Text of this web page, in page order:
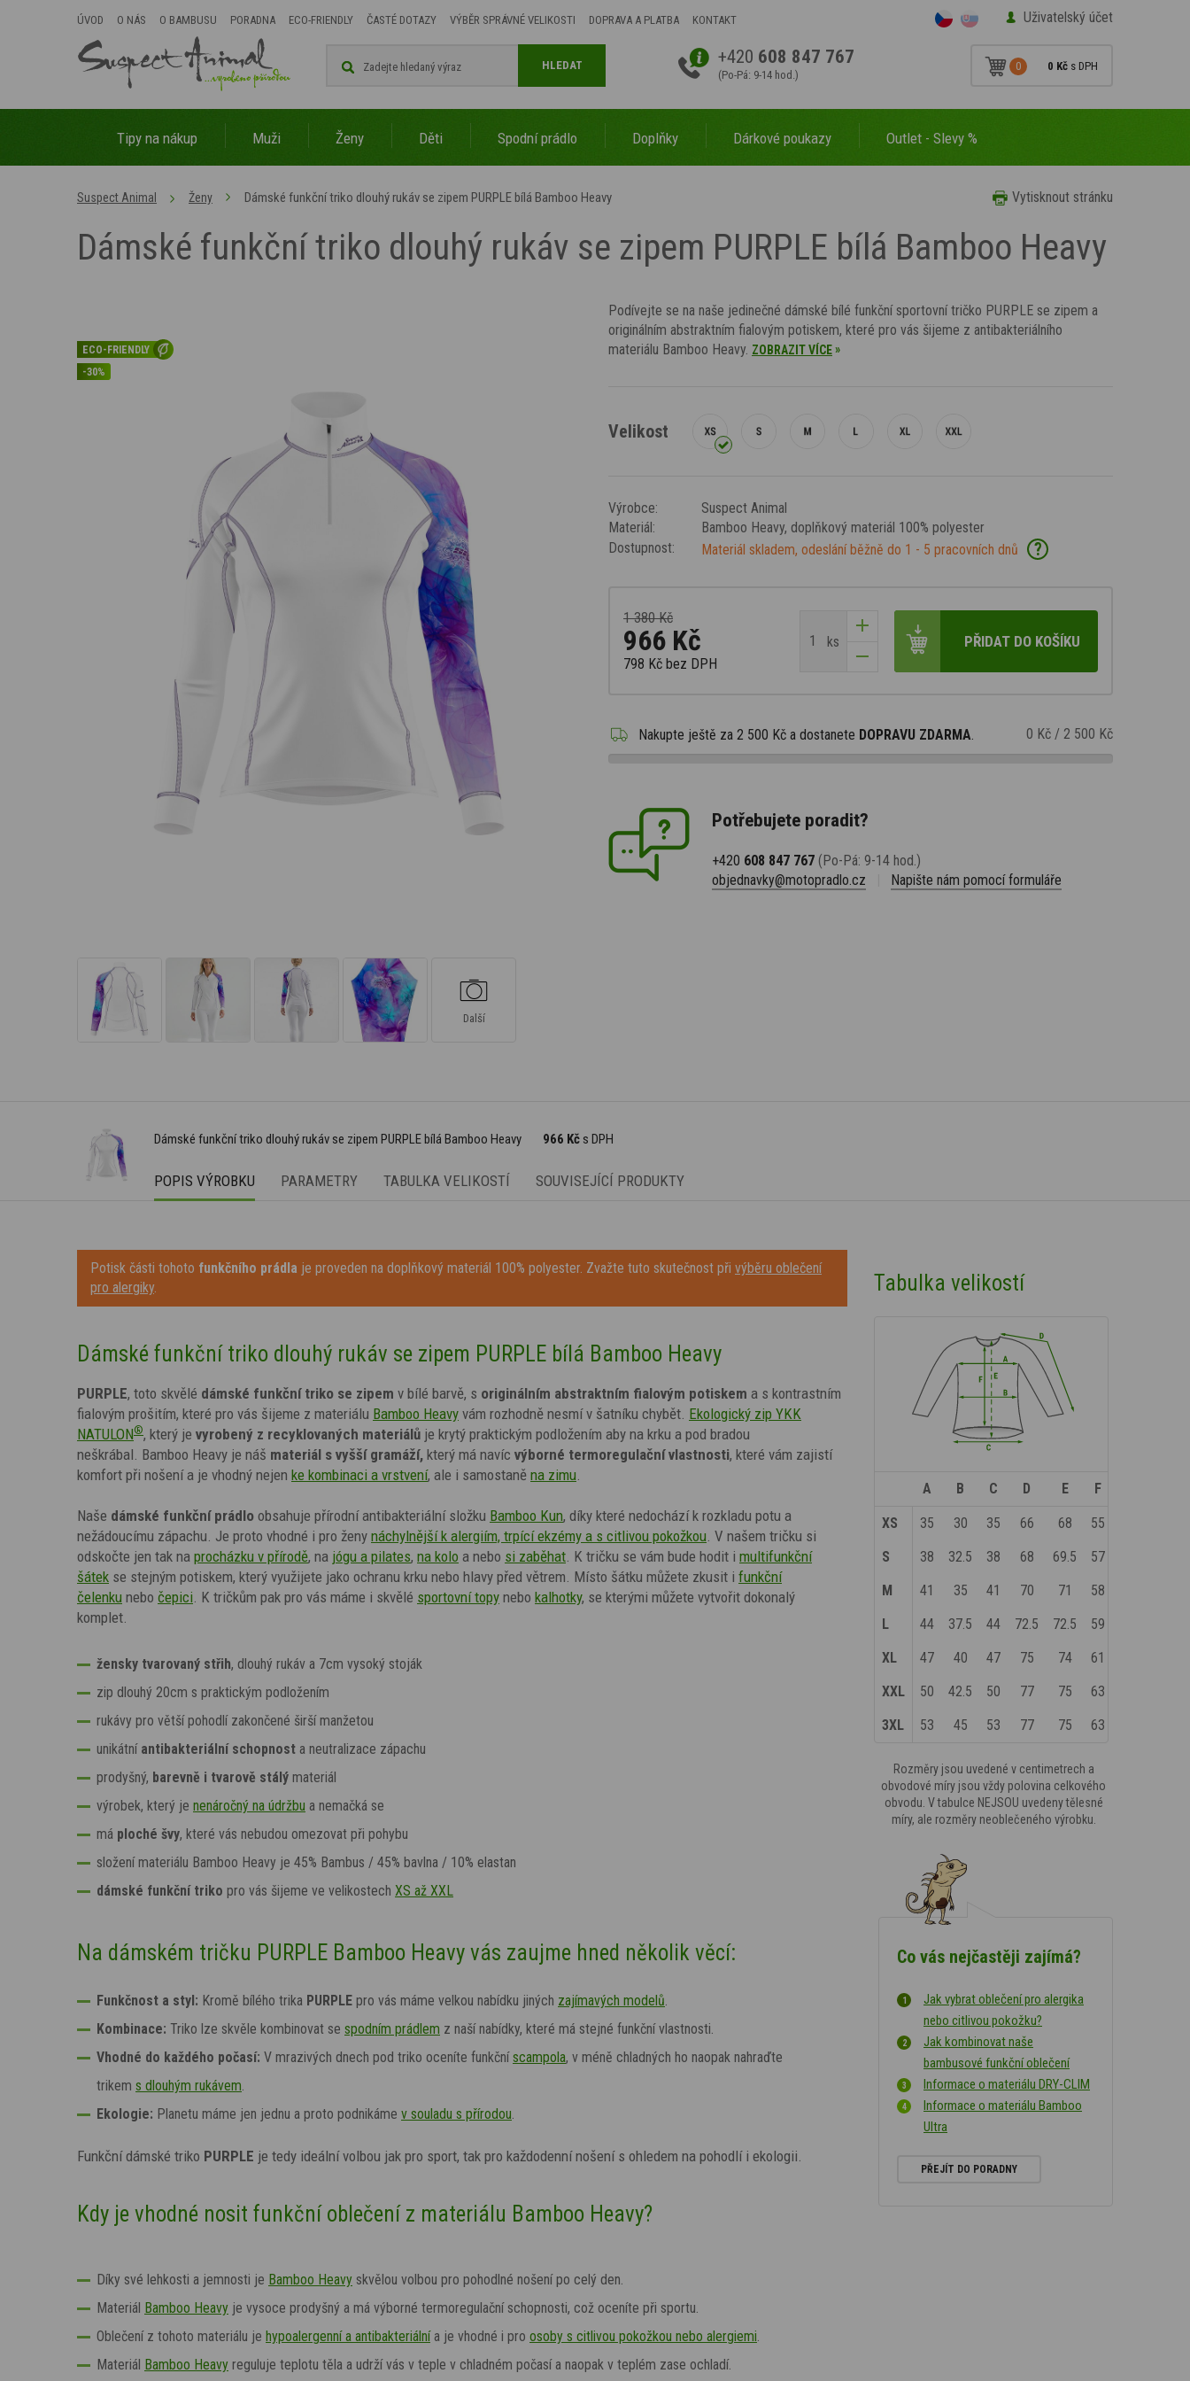
ÚVOD O NÁS O BAMBUSU PORADNA ECO-FRIENDLY ČASTÉ DOTAZY VÝBĚR SPRÁVNÉ VELIKOSTI DOPRAVA A PLATBA KONTAKT Uživatelský účet
+420 608 847 767
(Po-Pá: 9-14 hod.)
0 0 Kč s DPH
HLEDAT
Tipy na nákup Muži Ženy Děti Spodní prádlo Doplňky Dárkové poukazy Outlet - Slevy %
Vytisknout stránku
Suspect Animal Ženy Dámské funkční triko dlouhý rukáv se zipem PURPLE bílá Bamboo Heavy
Dámské funkční triko dlouhý rukáv se zipem PURPLE bílá Bamboo Heavy
ECO-FRIENDLY
-30%
Další
Podívejte se na naše jedinečné dámské bílé funkční sportovní tričko PURPLE se zipem a
originálním abstraktním fialovým potiskem, které pro vás šijeme z antibakteriálního
materiálu Bamboo Heavy. ZOBRAZIT VÍCE»
Velikost
Výrobce:
Suspect Animal
Materiál:
Bamboo Heavy, doplňkový materiál 100% polyester
Dostupnost:
Materiál skladem, odeslání běžně do 1 - 5 pracovních dnů ?
1 380 Kč
966 Kč
798 Kč bez DPH
ks PŘIDAT DO KOŠÍKU
Nakupte ještě za 2 500 Kč a dostanete DOPRAVU ZDARMA. 0 Kč / 2 500 Kč
Potřebujete poradit?
+420 608 847 767 (Po-Pá: 9-14 hod.)
objednavky@motopradlo.cz
Napište nám pomocí formuláře
Dámské funkční triko dlouhý rukáv se zipem PURPLE bílá Bamboo Heavy 966 Kčs DPH
POPIS VÝROBKU PARAMETRY TABULKA VELIKOSTÍ SOUVISEJÍCÍ PRODUKTY
Potisk části tohoto funkčního prádla je proveden na doplňkový materiál 100% polyester. Zvažte tuto skutečnost při výběru oblečení
pro alergiky.
Dámské funkční triko dlouhý rukáv se zipem PURPLE bílá Bamboo Heavy
PURPLE, toto skvělé dámské funkční triko se zipem v bílé barvě, s originálním abstraktním fialovým potiskem a s kontrastním
fialovým prošitím, které pro vás šijeme z materiálu Bamboo Heavy vám rozhodně nesmí v šatníku chybět. Ekologický zip YKK
NATULON®, který je vyrobený z recyklovaných materiálů je krytý praktickým podložením aby na krku a pod bradou
neškrábal. Bamboo Heavy je náš materiál s vyšší gramáží, který má navíc výborné termoregulační vlastnosti, které vám zajistí
komfort při nošení a je vhodný nejen ke kombinaci a vrstvení, ale i samostaně na zimu.
Naše dámské funkční prádlo obsahuje přírodní antibakteriální složku Bamboo Kun, díky které nedochází k rozkladu potu a
nežádoucímu zápachu. Je proto vhodné i pro ženy náchylnější k alergiím, trpící ekzémy a s citlivou pokožkou. V našem tričku si
odskočte jen tak na procházku v přírodě, na jógu a pilates, na kolo a nebo si zaběhat. K tričku se vám bude hodit i multifunkční
šátek se stejným potiskem, který využijete jako ochranu krku nebo hlavy před větrem. Místo šátku můžete zkusit i funkční
čelenku nebo čepici. K tričkům pak pro vás máme i skvělé sportovní topy nebo kalhotky, se kterými můžete vytvořit dokonalý
komplet.
žensky tvarovaný střih, dlouhý rukáv a 7cm vysoký stoják
zip dlouhý 20cm s praktickým podložením
rukávy pro větší pohodlí zakončené širší manžetou
unikátní antibakteriální schopnost a neutralizace zápachu
prodyšný, barevně i tvarově stálý materiál
výrobek, který je nenáročný na údržbu a nemačká se
má ploché švy, které vás nebudou omezovat při pohybu
složení materiálu Bamboo Heavy je 45% Bambus / 45% bavlna / 10% elastan
dámské funkční triko pro vás šijeme ve velikostech XS až XXL
Na dámském tričku PURPLE Bamboo Heavy vás zaujme hned několik věcí:
Funkčnost a styl: Kromě bílého trika PURPLE pro vás máme velkou nabídku jiných zajímavých modelů.
Kombinace: Triko lze skvěle kombinovat se spodním prádlem z naší nabídky, které má stejné funkční vlastnosti.
Vhodné do každého počasí: V mrazivých dnech pod triko oceníte funkčníscampola, v méně chladných ho naopak nahraďte
trikem s dlouhým rukávem.
Ekologie: Planetu máme jen jednu a proto podnikáme v souladu s přírodou.
Funkční dámské triko PURPLE je tedy ideální volbou jak pro sport, tak pro každodenní nošení s ohledem na pohodlí i ekologii.
Kdy je vhodné nosit funkční oblečení z materiálu Bamboo Heavy?
Díky své lehkosti a jemnosti je Bamboo Heavy skvělou volbou pro pohodlné nošení po celý den.
Materiál Bamboo Heavy je vysoce prodyšný a má výborné termoregulační schopnosti, což oceníte při sportu.
Oblečení z tohoto materiálu je hypoalergenní a antibakteriální a je vhodné i pro osoby s citlivou pokožkou nebo alergiemi.
Materiál Bamboo Heavy reguluje teplotu těla a udrží vás v teple v chladném počasí a naopak v teplém zase ochladí.
Tabulka velikostí
A B C D E F
XS 35 30 35 66 68
55
S
38 32.5 38 68 69.5
57
M
41 35 41 70 71
58
L
44 37.5 44 72.5 72.5
59
XL
47 40 47 75 74
61
XXL
50 42.5 50 77 75
63
3XL
53 45 53 77 75 63
Rozměry jsou uvedené v centimetrech a
obvodové míry jsou vždy polovina celkového
obvodu. V tabulce NEJSOU uvedeny tělesné
míry, ale rozměry neoblečeného výrobku.
Co vás nejčastěji zajímá?
Jak vybrat oblečení pro alergika
nebo citlivou pokožku?
Jak kombinovat naše
bambusové funkční oblečení
Informace o materiálu DRY-CLIM
Informace o materiálu Bamboo
Ultra
PŘEJÍT DO PORADNY